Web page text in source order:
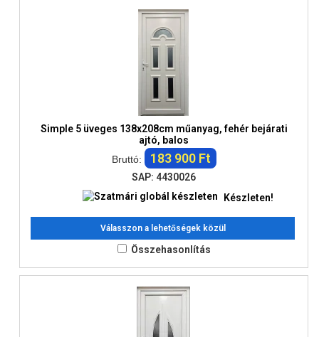
Simple 5 üveges 138x208cm műanyag, fehér bejárati
ajtó, balos
Bruttó:
183 900 Ft
SAP: 4430026
Készleten!
Válasszon a lehetőségek közül
Összehasonlítás